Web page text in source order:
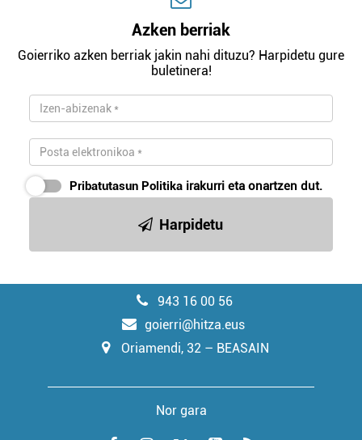
Azken berriak
Goierriko azken berriak jakin nahi dituzu? Harpidetu gure
buletinera!
Pribatutasun Politika irakurri eta onartzen dut.
Harpidetu
943 16 00 56
goierri@hitza.eus
Oriamendi, 32 – BEASAIN
Nor gara